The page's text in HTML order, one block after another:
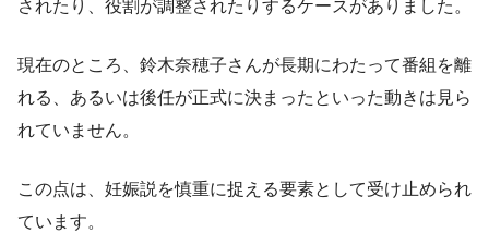
されたり、役割が調整されたりするケースがありました。
現在のところ、鈴木奈穂子さんが長期にわたって番組を離
れる、あるいは後任が正式に決まったといった動きは見ら
れていません。
この点は、妊娠説を慎重に捉える要素として受け止められ
ています。